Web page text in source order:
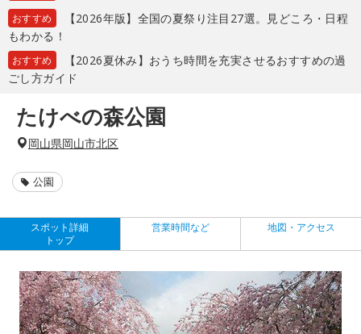
おすすめ
【2026年版】全国の夏祭り注目27選。見どころ・日程
もわかる！
おすすめ
【2026夏休み】おうち時間を充実させるおすすめの過
ごし方ガイド
たけべの森公園
岡山県岡山市北区
公園
スポット詳細
トップ
営業時間など 地図・アクセス